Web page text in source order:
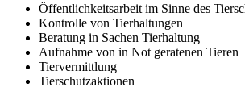
Öffentlichkeitsarbeit im Sinne des
Kontrolle von Tierhaltungen
Beratung in Sachen Tierhaltung
Aufnahme von in Not geratenen Tieren
Tiervermittlung
Tierschutzaktionen